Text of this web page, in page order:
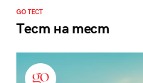
GO ТЕСТ
Тест на тест